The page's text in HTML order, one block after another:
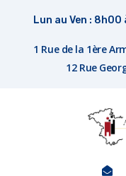
Lun au Ven :
1 Rue de la 1ère
12 Rue